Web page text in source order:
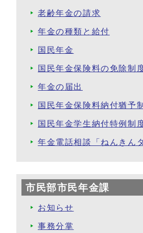
老齢年金の請求
年金の種類と給付
国民年金
国民年金保険料の免除制
年金の届出
国民年金保険料納付猶予
国民年金学生納付特例制
年金電話相談「ねんきん
市民部市民年金課
お知らせ
事務分掌